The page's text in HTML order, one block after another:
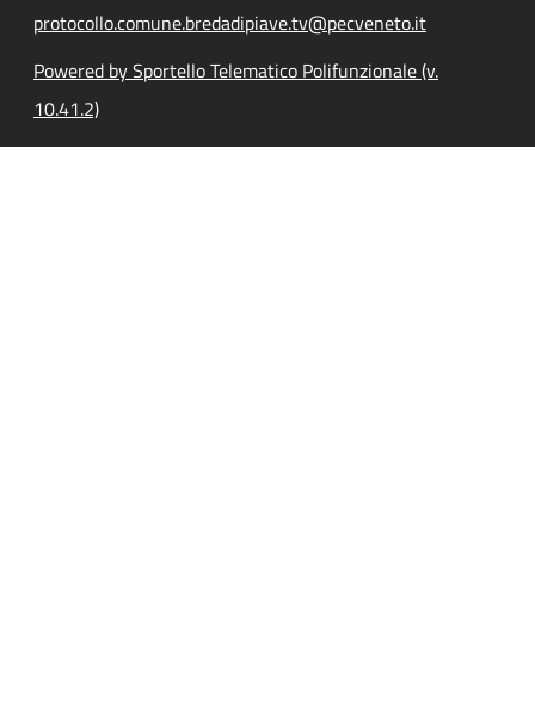
protocollo.comune.bredadipiave.tv@pecveneto.it
Powered by Sportello Telematico Polifunzionale (v.
10.41.2)